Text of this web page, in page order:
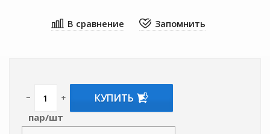
− +
пар/шт
КУПИТЬ